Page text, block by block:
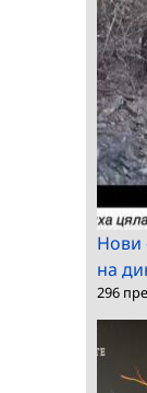
Нови
на
296